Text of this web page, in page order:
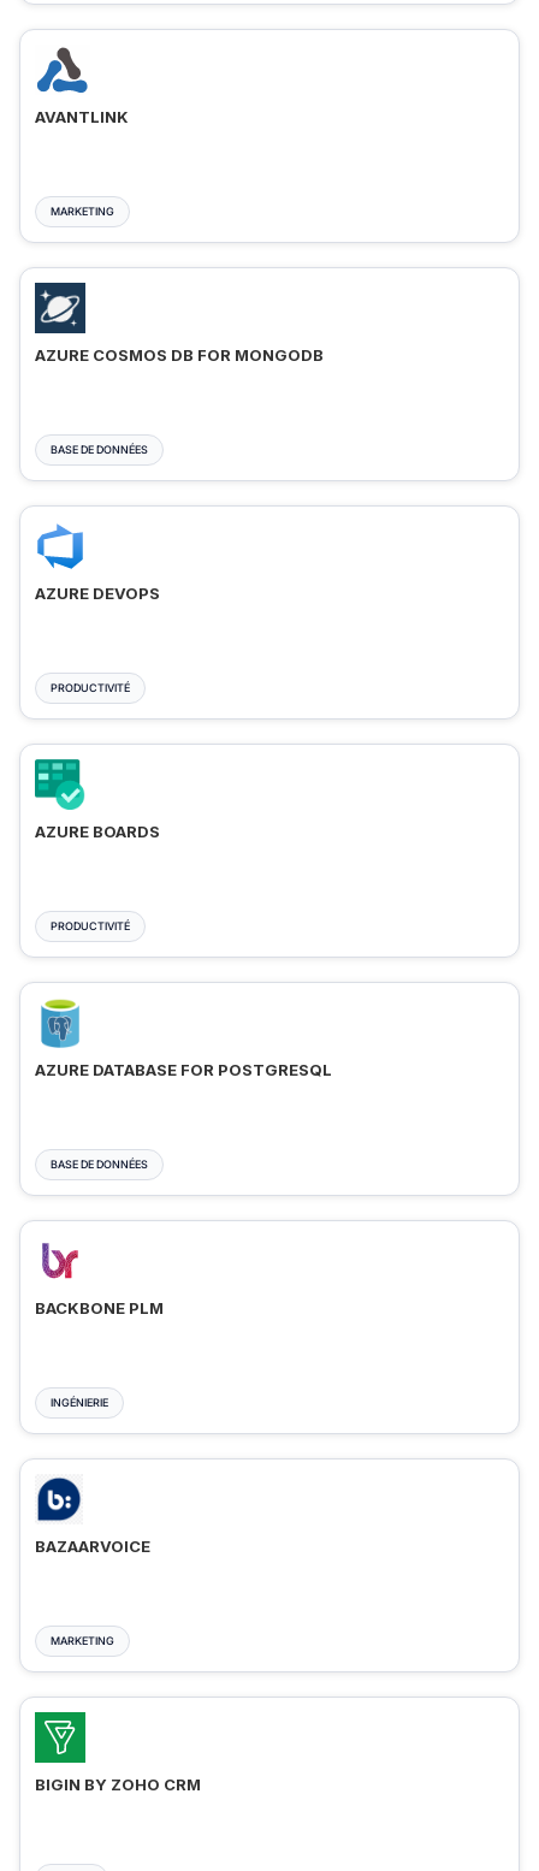
AVANTLINK
MARKETING
AZURE COSMOS DB FOR MONGODB
BASE DE DONNÉES
AZURE DEVOPS
PRODUCTIVITÉ
AZURE BOARDS
PRODUCTIVITÉ
AZURE DATABASE FOR POSTGRESQL
BASE DE DONNÉES
BACKBONE PLM
INGÉNIERIE
BAZAARVOICE
MARKETING
BIGIN BY ZOHO CRM